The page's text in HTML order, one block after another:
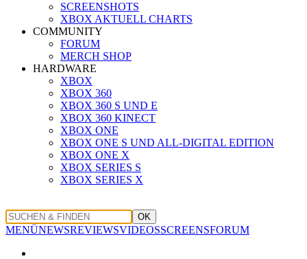
SCREENSHOTS
XBOX AKTUELL CHARTS
COMMUNITY
FORUM
MERCH SHOP
HARDWARE
XBOX
XBOX 360
XBOX 360 S UND E
XBOX 360 KINECT
XBOX ONE
XBOX ONE S UND ALL-DIGITAL EDITION
XBOX ONE X
XBOX SERIES S
XBOX SERIES X
OK
MENÜNEWSREVIEWSVIDEOSSCREENSFORUM